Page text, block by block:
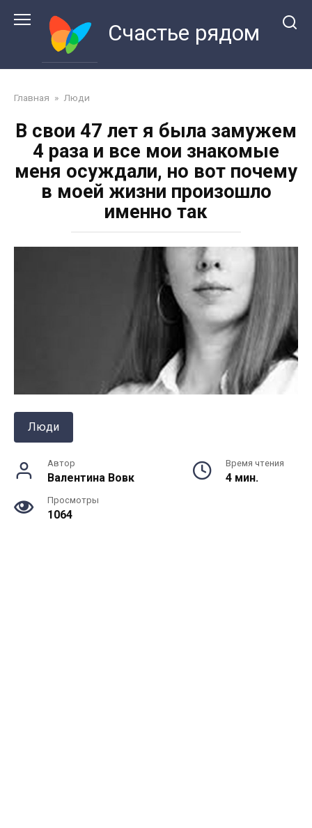
Счастье рядом
Главная » Люди
В свои 47 лет я была замужем
4 раза и все мои знакомые
меня осуждали, но вот почему
в моей жизни произошло
именно так
Люди
Автор
Валентина Вовк
Время чтения
4 мин.
Просмотры
1064